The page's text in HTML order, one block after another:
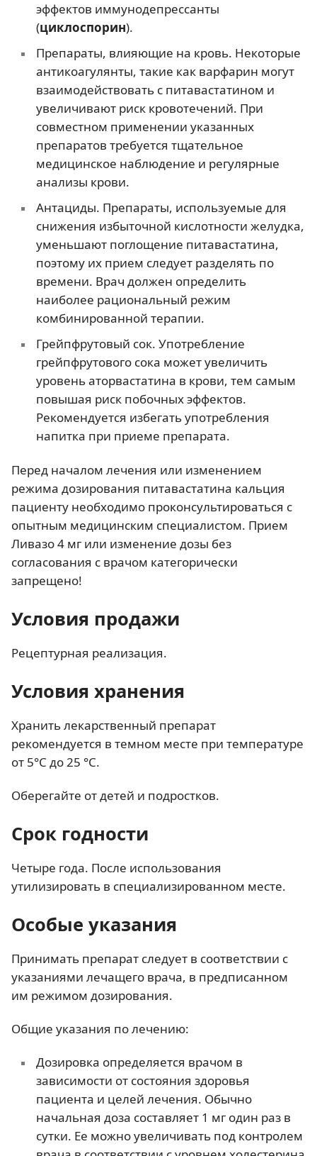
эффектов иммунодепрессанты
(циклоспорин).
Препараты, влияющие на кровь. Некоторые
антикоагулянты, такие как варфарин могут
взаимодействовать с питавастатином и
увеличивают риск кровотечений. При
совместном применении указанных
препаратов требуется тщательное
медицинское наблюдение и регулярные
анализы крови.
Антациды. Препараты, используемые для
снижения избыточной кислотности желудка,
уменьшают поглощение питавастатина,
поэтому их прием следует разделять по
времени. Врач должен определить
наиболее рациональный режим
комбинированной терапии.
Грейпфрутовый сок. Употребление
грейпфрутового сока может увеличить
уровень аторвастатина в крови, тем самым
повышая риск побочных эффектов.
Рекомендуется избегать употребления
напитка при приеме препарата.
Перед началом лечения или изменением
режима дозирования питавастатина кальция
пациенту необходимо проконсультироваться с
опытным медицинским специалистом. Прием
Ливазо 4 мг или изменение дозы без
согласования с врачом категорически
запрещено!
Условия продажи
Рецептурная реализация.
Условия хранения
Хранить лекарственный препарат
рекомендуется в темном месте при температуре
от 5°C до 25 °C.
Оберегайте от детей и подростков.
Срок годности
Четыре года. После использования
утилизировать в специализированном месте.
Особые указания
Принимать препарат следует в соответствии с
указаниями лечащего врача, в предписанном
им режимом дозирования.
Общие указания по лечению:
Дозировка определяется врачом в
зависимости от состояния здоровья
пациента и целей лечения. Обычно
начальная доза составляет 1 мг один раз в
сутки. Ее можно увеличивать под контролем